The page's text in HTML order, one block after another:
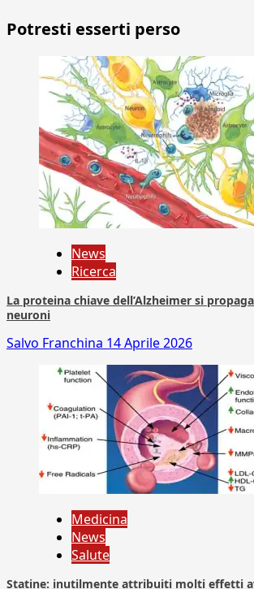
Potresti esserti perso
News
Ricerca
La proteina chiave dell’Alzheimer si
neuroni
Salvo Franchina 14 Aprile 2026
Medicina
News
Salute
Statine: inutilmente attribuiti molti effetti